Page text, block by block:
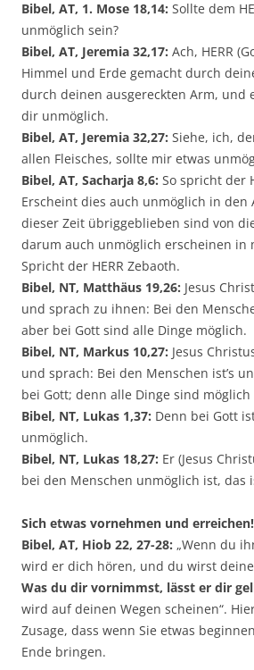
Bibel, AT, 1. Mose 18,14: Sollte dem
unmöglich sein?
Bibel, AT, Jeremia 32,17: Ach, HERR
Himmel und Erde gemacht durch
durch deinen ausgereckten Arm, und
dir unmöglich.
Bibel, AT, Jeremia 32,27: Siehe, ich,
allen Fleisches, sollte mir etwas
Bibel, AT, Sacharja 8,6: So spricht der
Erscheint dies auch unmöglich in den
dieser Zeit übriggeblieben sind von
darum auch unmöglich erscheinen in
Spricht der HERR Zebaoth.
Bibel, NT, Matthäus 19,26: Jesus
und sprach zu ihnen: Bei den
aber bei Gott sind alle Dinge möglich.
Bibel, NT, Markus 10,27: Jesus
und sprach: Bei den Menschen ist’s
bei Gott; denn alle Dinge sind möglich
Bibel, NT, Lukas 1,37: Denn bei Gott
unmöglich.
Bibel, NT, Lukas 18,27: Er (Jesus
bei den Menschen unmöglich ist, das
Sich etwas vornehmen und erreichen!
Bibel, AT, Hiob 22, 27-28: „Wenn du
wird er dich hören, und du wirst
Was du dir vornimmst, lässt er dir
wird auf deinen Wegen scheinen“.
Zusage, dass wenn Sie etwas
Ende bringen.